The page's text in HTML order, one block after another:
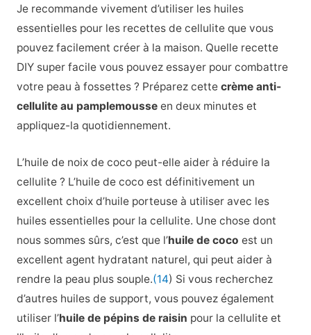
Je recommande vivement d’utiliser les huiles
essentielles pour les recettes de cellulite que vous
pouvez facilement créer à la maison. Quelle recette
DIY super facile vous pouvez essayer pour combattre
votre peau à fossettes ? Préparez cette crème anti-
cellulite au pamplemousseen deux minutes et
appliquez-la quotidiennement.
L’huile de noix de coco peut-elle aider à réduire la
cellulite ? L’huile de coco est définitivement un
excellent choix d’huile porteuse à utiliser avec les
huiles essentielles pour la cellulite. Une chose dont
nous sommes sûrs, c’est que l’huile de coco est un
excellent agent hydratant naturel, qui peut aider à
rendre la peau plus souple.(14) Si vous recherchez
d’autres huiles de support, vous pouvez également
utiliser l’huile de pépins de raisin pour la cellulite et